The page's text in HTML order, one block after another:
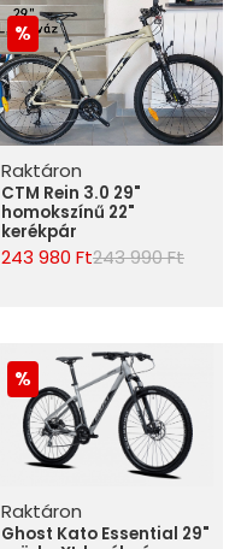
Raktáron
CTM Rein 3.0 29"
homokszínű 22"
kerékpár
243 980 Ft243 990 Ft
Raktáron
Ghost Kato Essential 29"